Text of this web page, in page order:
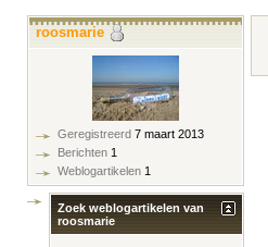
roosmarie
Geregistreerd 7 maart 2013
Berichten 1
Weblogartikelen 1
Zoek weblogartikelen van
roosmarie